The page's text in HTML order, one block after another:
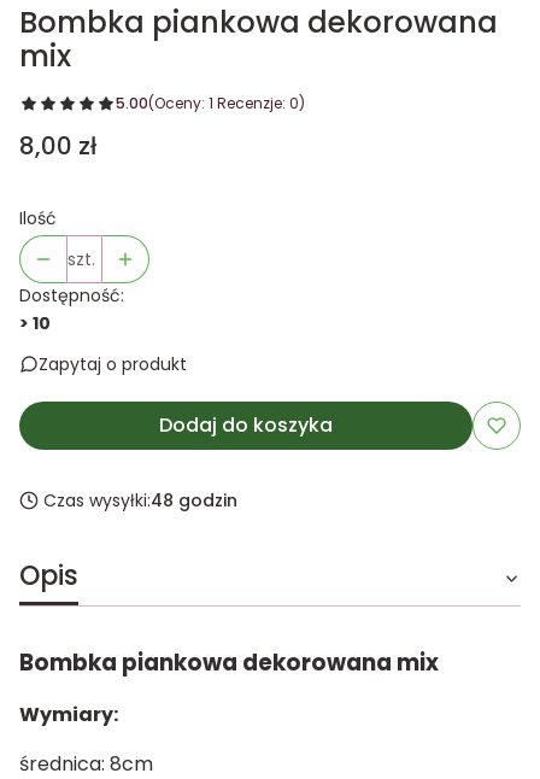
Bombka piankowa dekorowana
mix
5.00(Oceny: 1 Recenzje: 0)
Cena
8,00 zł
Ilość
szt.
Dostępność:
> 10
Zapytaj o produkt
Dodaj do koszyka
Czas wysyłki:48 godzin
Opis
Bombka piankowa dekorowana mix
Wymiary:
średnica: 8cm